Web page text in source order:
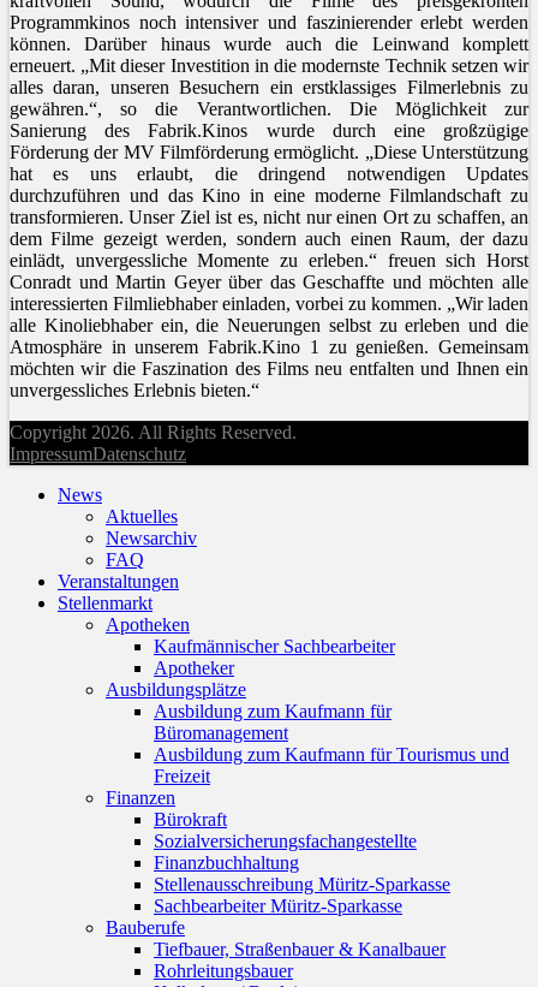
Programmkinos noch intensiver und faszinierender erlebt werden
können. Darüber hinaus wurde auch die Leinwand komplett
erneuert. „Mit dieser Investition in die modernste Technik setzen wir
alles daran, unseren Besuchern ein erstklassiges Filmerlebnis zu
gewähren.“, so die Verantwortlichen. Die Möglichkeit zur
Sanierung des Fabrik.Kinos wurde durch eine großzügige
Förderung der MV Filmförderung ermöglicht. „Diese Unterstützung
hat es uns erlaubt, die dringend notwendigen Updates
durchzuführen und das Kino in eine moderne Filmlandschaft zu
transformieren. Unser Ziel ist es, nicht nur einen Ort zu schaffen, an
dem Filme gezeigt werden, sondern auch einen Raum, der dazu
einlädt, unvergessliche Momente zu erleben.“ freuen sich Horst
Conradt und Martin Geyer über das Geschaffte und möchten alle
interessierten Filmliebhaber einladen, vorbei zu kommen. „Wir laden
alle Kinoliebhaber ein, die Neuerungen selbst zu erleben und die
Atmosphäre in unserem Fabrik.Kino 1 zu genießen. Gemeinsam
möchten wir die Faszination des Films neu entfalten und Ihnen ein
unvergessliches Erlebnis bieten.“
Copyright 2026. All Rights Reserved.
ImpressumDatenschutz
News
Aktuelles
Newsarchiv
FAQ
Veranstaltungen
Stellenmarkt
Apotheken
Kaufmännischer Sachbearbeiter
Apotheker
Ausbildungsplätze
Ausbildung zum Kaufmann für
Büromanagement
Ausbildung zum Kaufmann für Tourismus und
Freizeit
Finanzen
Bürokraft
Sozialversicherungsfachangestellte
Finanzbuchhaltung
Stellenausschreibung Müritz-Sparkasse
Sachbearbeiter Müritz-Sparkasse
Bauberufe
Tiefbauer, Straßenbauer & Kanalbauer
Rohrleitungsbauer